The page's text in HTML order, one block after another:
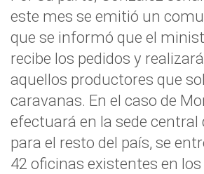
este mes se emitió un
que se informó que el
recibe los pedidos y
aquellos productores que
caravanas. En el caso de
efectuará en la sede central
para el resto del país, se
42 oficinas existentes en los